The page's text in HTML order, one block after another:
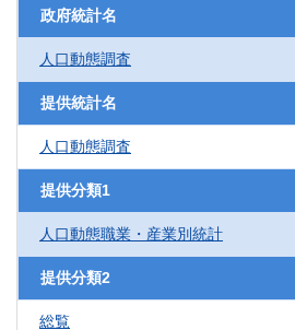
政府統計名
人口動態調査
提供統計名
人口動態調査
提供分類1
人口動態職業・産業別統計
提供分類2
総覧